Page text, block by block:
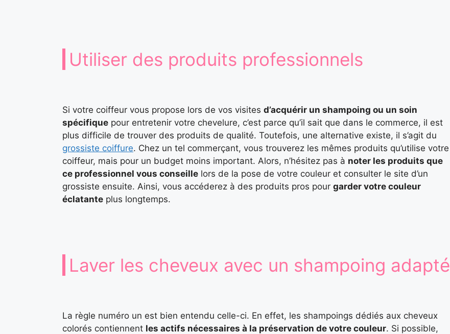
Utiliser des produits professionnels
Si votre coiffeur vous propose lors de vos visites d’acquérir un shampoing ou un soin
spécifique pour entretenir votre chevelure, c’est parce qu’il sait que dans le commerce, il est
plus difficile de trouver des produits de qualité. Toutefois, une alternative existe, il s’agit du
grossiste coiffure. Chez un tel commerçant, vous trouverez les mêmes produits qu’utilise votre
coiffeur, mais pour un budget moins important. Alors, n’hésitez pas à noter les produits que
ce professionnel vous conseille lors de la pose de votre couleur et consulter le site d’un
grossiste ensuite. Ainsi, vous accéderez à des produits pros pour garder votre couleur
éclatante plus longtemps.
Laver les cheveux avec un shampoing adapté
La règle numéro un est bien entendu celle-ci. En effet, les shampoings dédiés aux cheveux
colorés contiennent les actifs nécessaires à la préservation de votre couleur. Si possible,